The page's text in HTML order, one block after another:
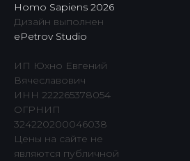
Homo Sapiens 2026
Дизайн выполнен
ePetrov Studio
ИП Юхно Евгений
Вячеславович
ИНН 222265378054
ОГРНИП
324220200046038
Цены на сайте не
являются публичной